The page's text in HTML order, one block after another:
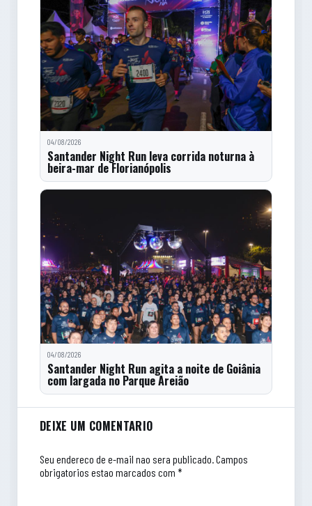
04/08/2026
Santander Night Run leva corrida noturna à
beira-mar de Florianópolis
04/08/2026
Santander Night Run agita a noite de Goiânia
com largada no Parque Areião
Comentarios do artigo
DEIXE UM COMENTARIO
Seu endereco de e-mail nao sera publicado.Campos
obrigatorios estao marcados com *